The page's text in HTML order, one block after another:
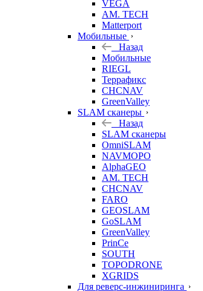
VEGA
AM. TECH
Matterport
Мобильные
Назад
Мобильные
RIEGL
Террафикс
CHCNAV
GreenValley
SLAM сканеры
Назад
SLAM сканеры
OmniSLAM
NAVMOPO
AlphaGEO
AM. TECH
CHCNAV
FARO
GEOSLAM
GoSLAM
GreenValley
PrinCe
SOUTH
TOPODRONE
XGRIDS
Для реверс-инжиниринга